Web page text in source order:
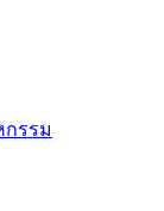
รรม